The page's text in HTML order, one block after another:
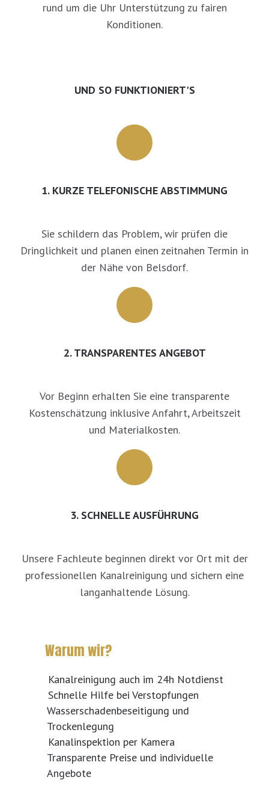
rund um die Uhr Unterstützung zu fairen
Konditionen.
UND SO FUNKTIONIERT'S
1. KURZE TELEFONISCHE ABSTIMMUNG
Sie schildern das Problem, wir prüfen die
Dringlichkeit und planen einen zeitnahen Termin in
der Nähe von Belsdorf.
2. TRANSPARENTES ANGEBOT
Vor Beginn erhalten Sie eine transparente
Kostenschätzung inklusive Anfahrt, Arbeitszeit
und Materialkosten.
3. SCHNELLE AUSFÜHRUNG
Unsere Fachleute beginnen direkt vor Ort mit der
professionellen Kanalreinigung und sichern eine
langanhaltende Lösung.
Warum wir?
Kanalreinigung auch im 24h Notdienst
Schnelle Hilfe bei Verstopfungen
Wasserschadenbeseitigung und
Trockenlegung
Kanalinspektion per Kamera
Transparente Preise und individuelle
Angebote